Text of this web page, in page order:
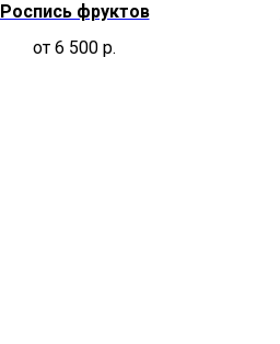
Роспись фруктов
от 6 500 р.